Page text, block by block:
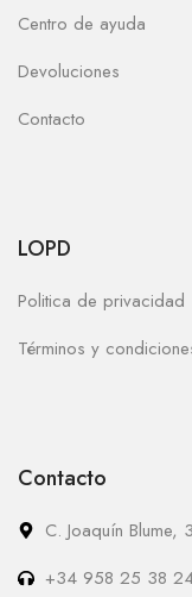
Centro de ayuda
Devoluciones
Contacto
LOPD
Politica de privacidad
Términos y
Contacto
C. Joaquín
+34 958 25 38